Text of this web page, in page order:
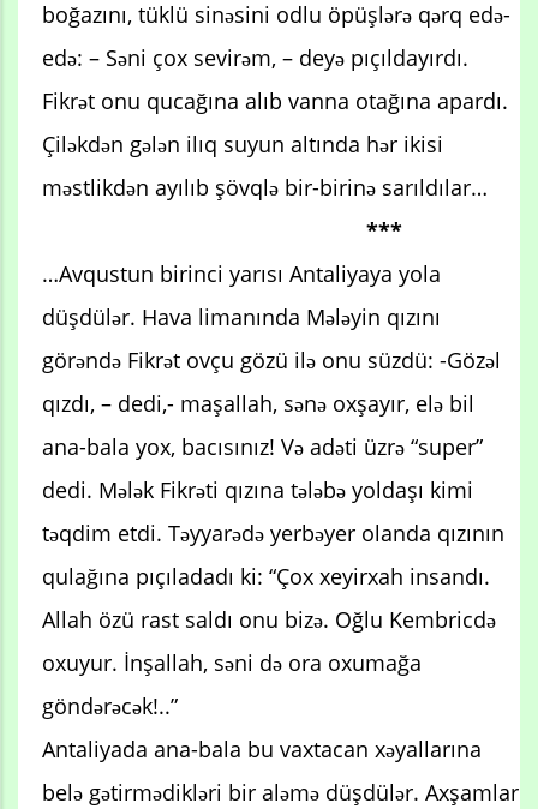
boğazını, tüklü sinəsini odlu öpüşlərə qərq edə-
edə: – Səni çox sevirəm, – deyə pıçıldayırdı.
Fikrət onu qucağına alıb vanna otağına apardı.
Çiləkdən gələn ilıq suyun altında hər ikisi
məstlikdən ayılıb şövqlə bir-birinə sarıldılar…
***
…Avqustun birinci yarısı Antaliyaya yola
düşdülər. Hava limanında Mələyin qızını
görəndə Fikrət ovçu gözü ilə onu süzdü: -Gözəl
qızdı, – dedi,- maşallah, sənə oxşayır, elə bil
ana-bala yox, bacısınız! Və adəti üzrə “super”
dedi. Mələk Fikrəti qızına tələbə yoldaşı kimi
təqdim etdi. Təyyarədə yerbəyer olanda qızının
qulağına pıçıladadı ki: “Çox xeyirxah insandı.
Allah özü rast saldı onu bizə. Oğlu Kembricdə
oxuyur. İnşallah, səni də ora oxumağa
göndərəcək!..”
Antaliyada ana-bala bu vaxtacan xəyallarına
belə gətirmədikləri bir aləmə düşdülər. Axşamlar